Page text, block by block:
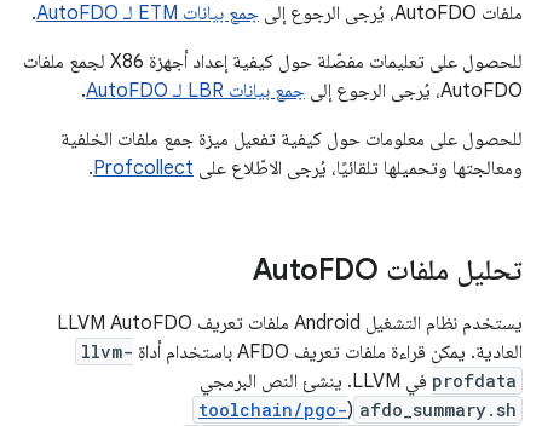
ملفات AutoFDO، يُرجى الرجوع إلى
جمع بيانات ETM لـ AutoFDO
.
للحصول على تعليمات مفصّلة حول كيفية إعداد أجهزة X86 لجمع ملفات
AutoFDO، يُرجى الرجوع إلى
جمع بيانات LBR لـ AutoFDO
.
للحصول على معلومات حول كيفية تفعيل ميزة جمع ملفات الخلفية
ومعالجتها وتحميلها تلقائيًا، يُرجى الاطّلاع على Profcollect
.
تحليل ملفات Auto FDO
يستخدم نظام التشغيل Android ملفات تعريف LLVM AutoFDO
العادية. يمكن قراءة ملفات تعريف AFDO باستخدام أداة
llvm-
profdata في LLVM. ينشئ النص البرمجي
afdo_summary.sh
(
toolchain/pgo-